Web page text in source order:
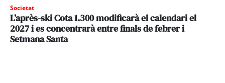
Societat
L’après-ski Cota 1.300 modificarà el calendari el
2027 i es concentrarà entre finals de febrer i
Setmana Santa